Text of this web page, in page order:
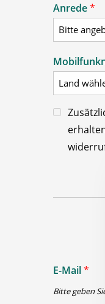
Anrede*
E-Mail*
Bitte geben